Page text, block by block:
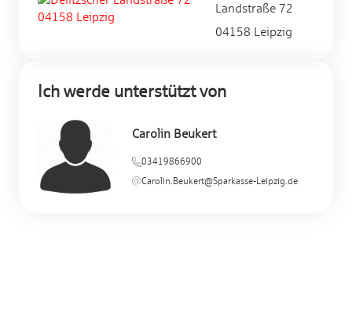
Landstraße 72
04158 Leipzig
Ich werde unterstützt von
Carolin Beukert
03419866900
Carolin.Beukert@Sparkasse-Leipzig.de